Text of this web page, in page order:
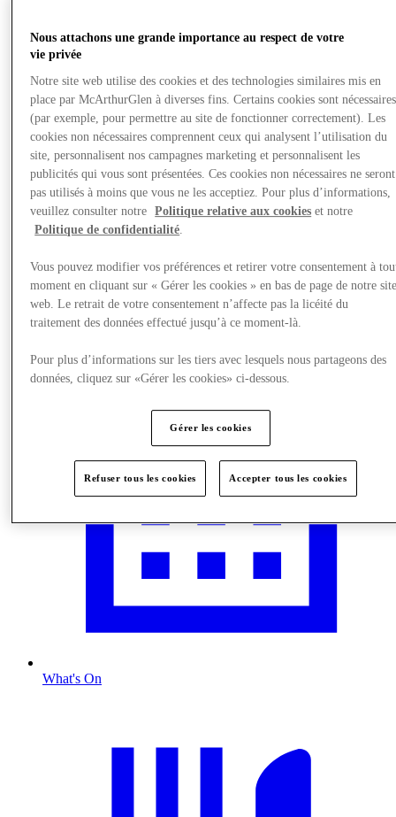
Visit
What's On
Nous attachons une grande importance au respect de votre
vie privée
Notre site web utilise des cookies et des technologies similaires mis en
place par McArthurGlen à diverses fins. Certains cookies sont nécessaires
(par exemple, pour permettre au site de fonctionner correctement). Les
cookies non nécessaires comprennent ceux qui analysent l’utilisation du
site, personnalisent nos campagnes marketing et personnalisent les
publicités qui vous sont présentées. Ces cookies non nécessaires ne seront
pas utilisés à moins que vous ne les acceptiez. Pour plus d’informations,
veuillez consulter notre
Politique relative aux cookies et notre
Politique de confidentialité.
Vous pouvez modifier vos préférences et retirer votre consentement à
moment en cliquant sur « Gérer les cookies » en bas de page de notre
web. Le retrait de votre consentement n’affecte pas la licéité du
traitement des données effectué jusqu’à ce moment-là.
Pour plus d’informations sur les tiers avec lesquels nous partageons des
données, cliquez sur «Gérer les cookies» ci-dessous.
Gérer les cookies
Refuser tous les cookies Accepter tous les cookies